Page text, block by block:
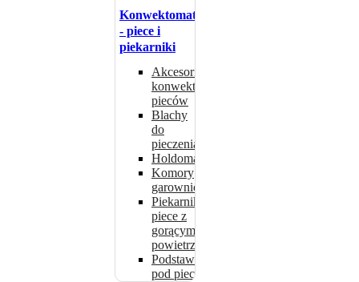
Konwektomaty
- piece i
piekarniki
Akcesoria do
konwektomatów,
pieców
Blachy
do
pieczenia
Holdomaty
Komory
garownicze
Piekarniki i
piece z
gorącym
powietrzem
Podstawki
pod piece